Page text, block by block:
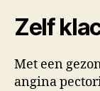
Zelf
Met een
angina